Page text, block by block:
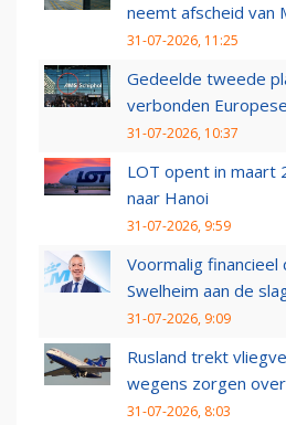
neemt afscheid van
31-07-2026, 11:25
Gedeelde tweede
verbonden
31-07-2026, 10:37
LOT opent in maart
naar Hanoi
31-07-2026, 9:59
Voormalig
Swelheim aan de
31-07-2026, 9:09
Rusland trekt
wegens zorgen
31-07-2026, 8:03